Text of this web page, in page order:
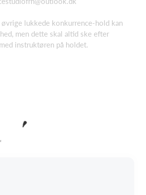
lukkede konkurrence-hold kan
men dette skal altid ske efter
instruktøren på holdet.